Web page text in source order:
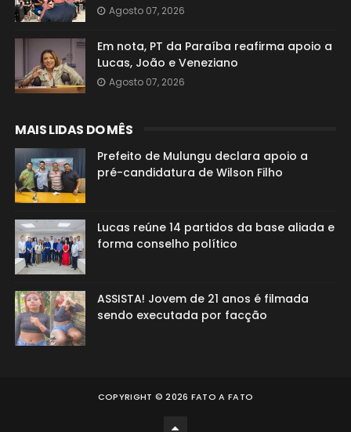
Agosto 07, 2026
Em nota, PT da Paraíba reafirma apoio a
Lucas, João e Veneziano
Agosto 07, 2026
MAIS LIDAS DO MÊS
Prefeito de Mulungu declara apoio a
pré-candidatura de Wilson Filho
Lucas reúne 14 partidos da base aliada e
forma conselho político
ASSISTA! Jovem de 21 anos é filmada
sendo executada por facção
COPYRIGHT ©2026 FATO A FATO